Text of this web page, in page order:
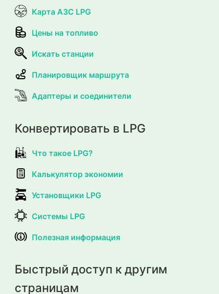
Карта АЗС LPG
Цены на топливо
Искать станции
Планировщик маршрута
Адаптеры и соединители
Конвертировать в LPG
Что такое LPG?
Калькулятор экономии
Установщики LPG
Системы LPG
Полезная информация
Быстрый доступ к другим
страницам